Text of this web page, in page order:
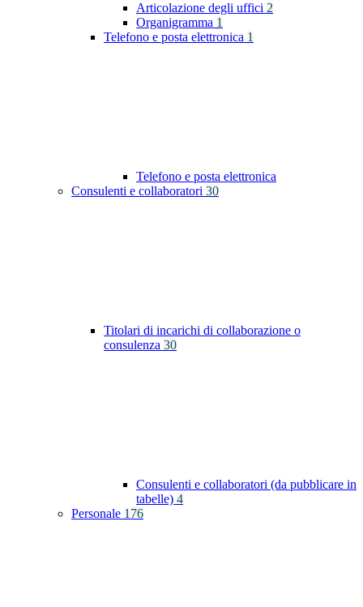
Articolazione degli uffici 2
Organigramma 1
Telefono e posta elettronica 1
Telefono e posta elettronica
Consulenti e collaboratori 30
Titolari di incarichi di collaborazione o
consulenza 30
Consulenti e collaboratori (da pubblicare in
tabelle) 4
Personale 176